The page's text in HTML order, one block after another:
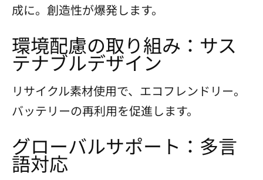
成に。創造性が爆発します。
環境配慮の取り組み：サス
テナブルデザイン
リサイクル素材使用で、エコフレンドリー。
バッテリーの再利用を促進します。
グローバルサポート：多言
語対応